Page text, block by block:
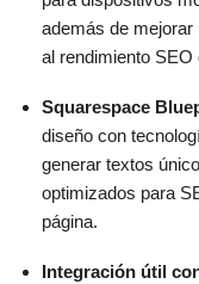
además de mejorar
al rendimiento SEO
Squarespace
diseño con
generar textos
optimizados para
página.
Integración útil